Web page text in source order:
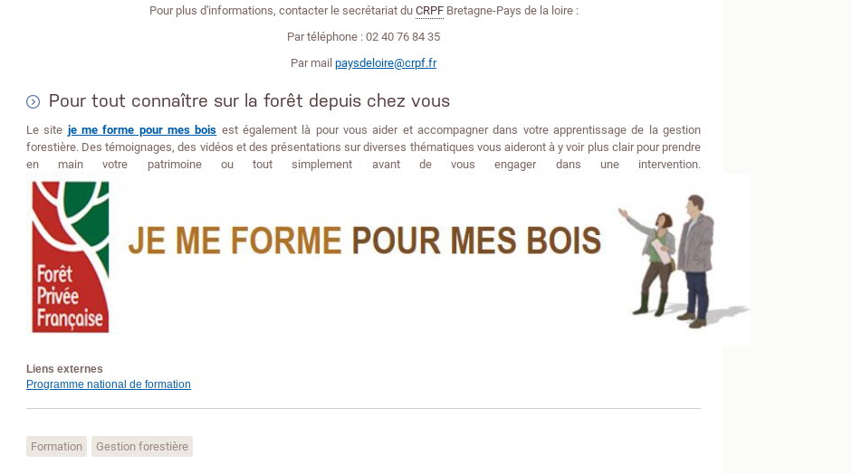
Pour plus d'informations, contacter le secrétariat duCRPFBretagne-Pays de la loire :
Par téléphone : 02 40 76 84 35
Par mailpaysdeloire@crpf.fr
Pour tout connaître sur la forêt depuis chez vous
Le site je me forme pour mes bois est également là pour vous aider et accompagner dans votre apprentissage de la gestion
forestière. Des témoignages, des vidéos et des présentations sur diverses thématiques vous aideront à y voir plus clair pour prendre
en main votre patrimoine ou tout simplement avant de vous engager dans une intervention.
Liens externes
Programme national de formation
Formation Gestion forestière